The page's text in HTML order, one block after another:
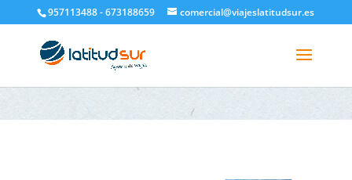
google-site-verification=H6A6AFFbXLQPnewL7da5KWjTFeKytP3gbsCfUlQl-
3k
957113488 - 673188659 comercial@viajeslatitudsur.es